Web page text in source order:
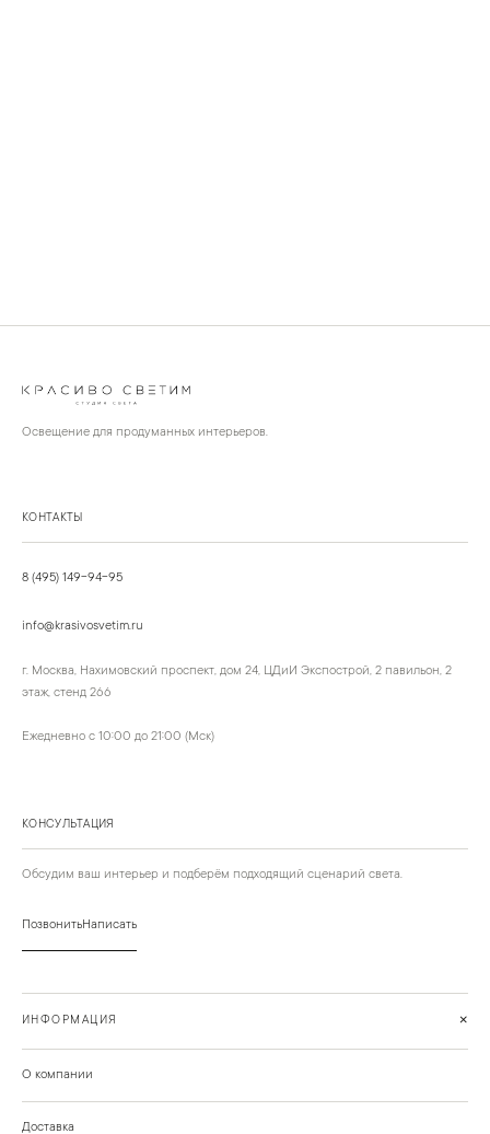
Освещение для продуманных интерьеров.
КОНТАКТЫ
8 (495) 149-94-95
info@krasivosvetim.ru
г. Москва, Нахимовский проспект, дом 24, ЦДиИ Экспострой, 2 павильон, 2
этаж, стенд 266
Ежедневно с 10:00 до 21:00 (Мск)
КОНСУЛЬТАЦИЯ
Обсудим ваш интерьер и подберём подходящий сценарий света.
ПозвонитьНаписать
ИНФОРМАЦИЯ +
О компании
Доставка